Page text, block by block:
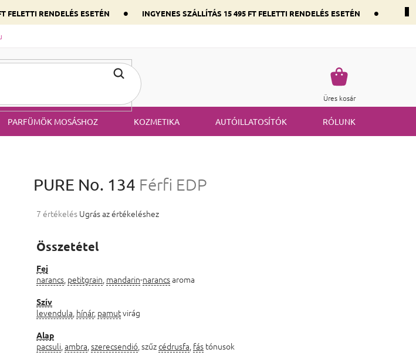
FELETTI RENDELÉS ESETÉN • INGYENES SZÁLLÍTÁS 15 495 FT FELETTI RENDELÉS ESETÉN •
Kosár
Üres kosár
PARFÜMÖK MOSÁSHOZ KOZMETIKA AUTÓILLATOSÍTÓK RÓLUNK
PURE No. 134 Férfi EDP
A termék átlagos értékelése 5-ből 5,0 csillag.
7 értékelés Ugrás az értékeléshez
Összetétel
Fej
narancs petitgrain mandarin-narancsaroma
Szív
levendula hínár, pamutvirág
Alap
pacsuli ambra szerecsendió , szűzcédrusfa fás tónusok